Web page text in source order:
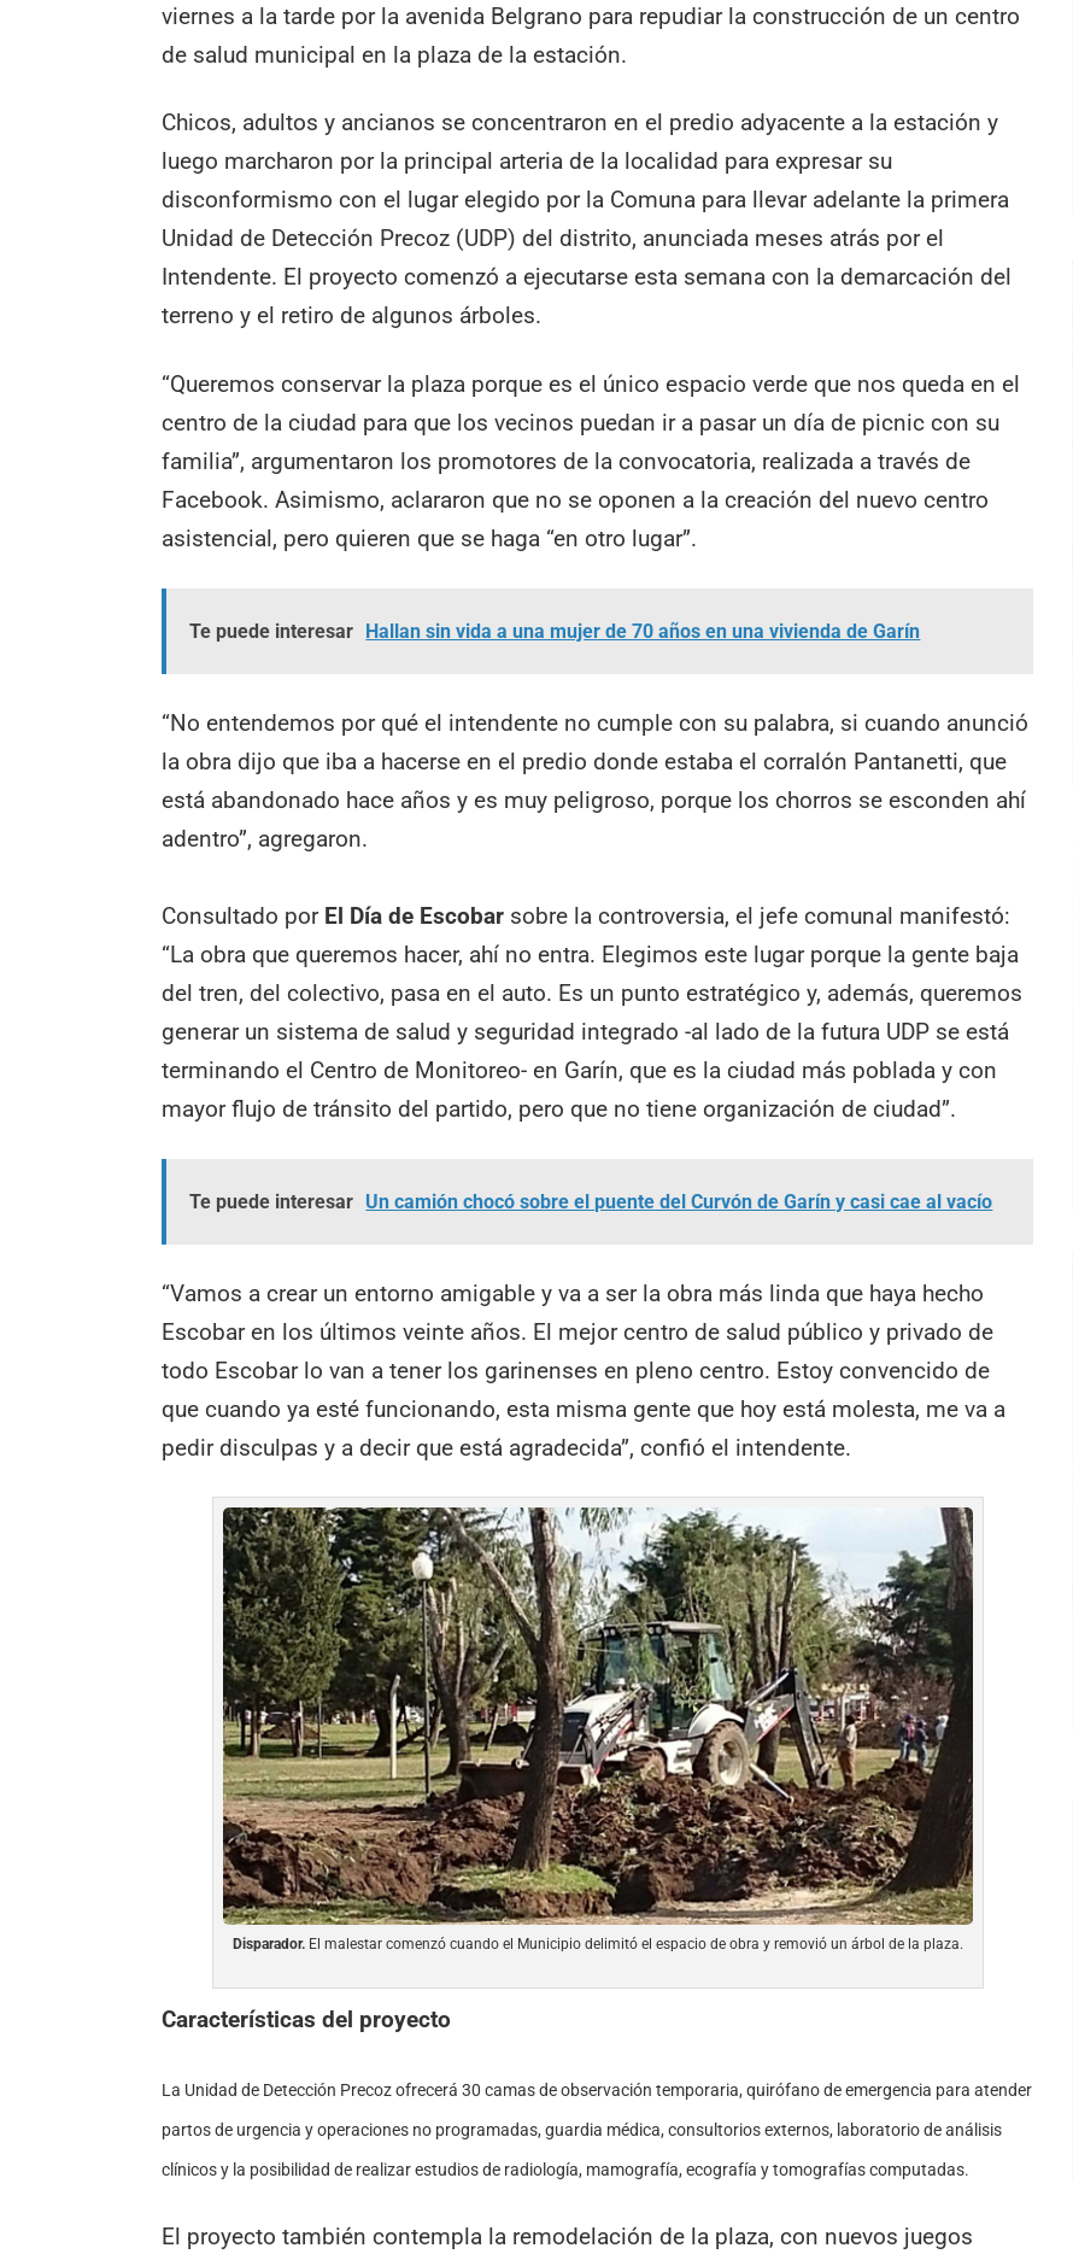
viernes a la tarde por la avenida Belgrano para repudiar la construcción de un centro
de salud municipal en la plaza de la estación.
Chicos, adultos y ancianos se concentraron en el predio adyacente a la estación y
luego marcharon por la principal arteria de la localidad para expresar su
disconformismo con el lugar elegido por la Comuna para llevar adelante la primera
Unidad de Detección Precoz (UDP) del distrito, anunciada meses atrás por el
Intendente. El proyecto comenzó a ejecutarse esta semana con la demarcación del
terreno y el retiro de algunos árboles.
“Queremos conservar la plaza porque es el único espacio verde que nos queda en el
centro de la ciudad para que los vecinos puedan ir a pasar un día de picnic con su
familia”, argumentaron los promotores de la convocatoria, realizada a través de
Facebook. Asimismo, aclararon que no se oponen a la creación del nuevo centro
asistencial, pero quieren que se haga “en otro lugar”.
Te puede interesar Hallan sin vida a una mujer de 70 años en una vivienda de Garín
“No entendemos por qué el intendente no cumple con su palabra, si cuando anunció
la obra dijo que iba a hacerse en el predio donde estaba el corralón Pantanetti, que
está abandonado hace años y es muy peligroso, porque los chorros se esconden ahí
adentro”, agregaron.
Consultado por El Día de Escobar sobre la controversia, el jefe comunal manifestó:
“La obra que queremos hacer, ahí no entra. Elegimos este lugar porque la gente baja
del tren, del colectivo, pasa en el auto. Es un punto estratégico y, además, queremos
generar un sistema de salud y seguridad integrado -al lado de la futura UDP se está
terminando el Centro de Monitoreo- en Garín, que es la ciudad más poblada y con
mayor flujo de tránsito del partido, pero que no tiene organización de ciudad”.
Te puede interesar Un camión chocó sobre el puente del Curvón de Garín y casi cae al vacío
“Vamos a crear un entorno amigable y va a ser la obra más linda que haya hecho
Escobar en los últimos veinte años. El mejor centro de salud público y privado de
todo Escobar lo van a tener los garinenses en pleno centro. Estoy convencido de
que cuando ya esté funcionando, esta misma gente que hoy está molesta, me va a
pedir disculpas y a decir que está agradecida”, confió el intendente.
Disparador.El malestar comenzó cuando el Municipio delimitó el espacio de obra y removió un árbol de la plaza.
Características del proyecto
La Unidad de Detección Precoz ofrecerá 30 camas de observación temporaria, quirófano de emergencia para atender
partos de urgencia y operaciones no programadas, guardia médica, consultorios externos, laboratorio de análisis
clínicos y la posibilidad de realizar estudios de radiología, mamografía, ecografía y tomografías computadas.
El proyecto también contempla la remodelación de la plaza, con nuevos juegos